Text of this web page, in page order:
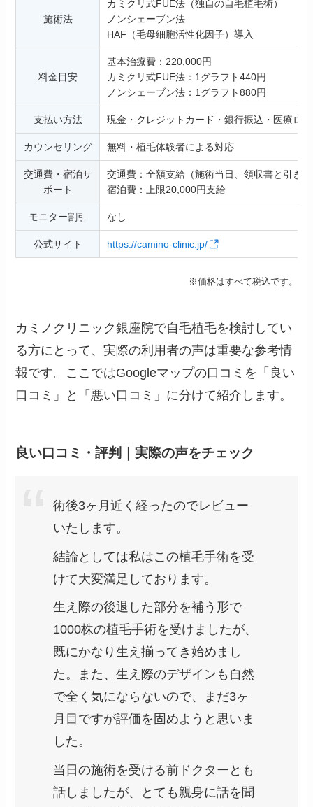
施術法
カミクリ式FUE法（独自の自毛植毛術）
ノンシェーブン法
HAF（毛母細胞活性化因子）導入
料金目安
基本治療費：220,000円
カミクリ式FUE法：1グラフト440円
ノンシェーブン法：1グラフト880円
支払い方法 現金・クレジットカード・銀行振込・医療ロ
カウンセリング 無料・植毛体験者による対応
交通費・宿泊サ
ポート
交通費：全額支給（施術当日、領収書と引き
宿泊費：上限20,000円支給
モニター割引 なし
公式サイト https://camino-clinic.jp/
※価格はすべて税込です。
カミノクリニック銀座院で自毛植毛を検討してい
る方にとって、実際の利用者の声は重要な参考情
報です。ここではGoogleマップの口コミを「良い
口コミ」と「悪い口コミ」に分けて紹介します。
良い口コミ・評判｜実際の声をチェック
術後3ヶ月近く経ったのでレビュー
いたします。
結論としては私はこの植毛手術を受
けて大変満足しております。
生え際の後退した部分を補う形で
1000株の植毛手術を受けましたが、
既にかなり生え揃ってき始めまし
た。また、生え際のデザインも自然
で全く気にならないので、まだ3ヶ
月目ですが評価を固めようと思いま
した。
当日の施術を受ける前ドクターとも
話しましたが、とても親身に話を聞